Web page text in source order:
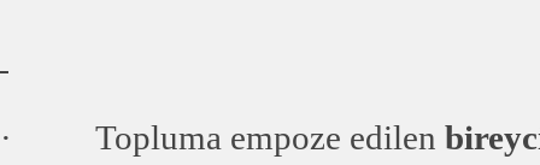
· Topluma empoze edilen